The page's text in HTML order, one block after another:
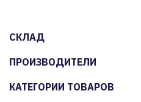
СКЛАД
ПРОИЗВОДИТЕЛИ
КАТЕГОРИИ ТОВАРОВ